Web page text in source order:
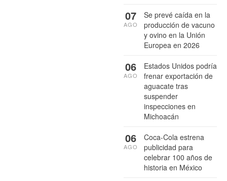
Se prevé caída en la
producción de vacuno
y ovino en la Unión
Europea en 2026
07
AGO
Estados Unidos podría
frenar exportación de
aguacate tras
suspender
inspecciones en
Michoacán
06
AGO
Coca-Cola estrena
publicidad para
celebrar 100 años de
historia en México
06
AGO